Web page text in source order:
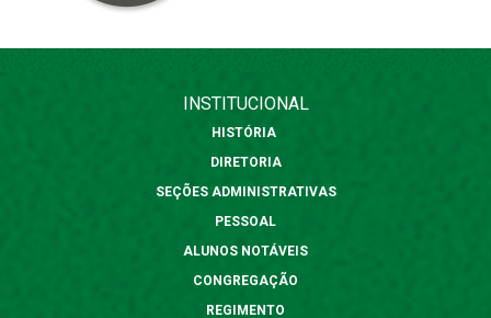
INSTITUCIONAL
HISTÓRIA
DIRETORIA
SEÇÕES ADMINISTRATIVAS
PESSOAL
ALUNOS NOTÁVEIS
CONGREGAÇÃO
REGIMENTO